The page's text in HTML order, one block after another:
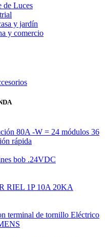
de Luces
y jardín
y comercio
80A -W = 24 módulos 36
rápida
bob .24VDC
RIEL 1P 10A 20KA
terminal de tornillo Eléctrico